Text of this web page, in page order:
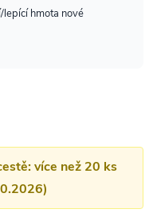
více než 20 ks